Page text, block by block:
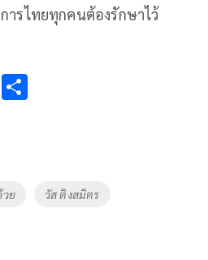
ารไทยทุกคนต้องรักษาไว้
Li
วย วัส ติงสมิตร